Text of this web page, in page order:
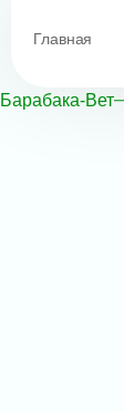
Главная
Барабака-Вет